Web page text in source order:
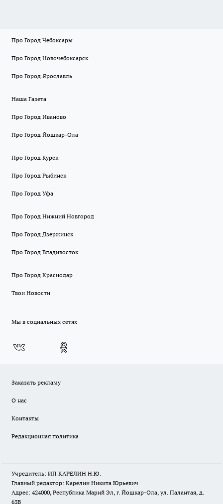
Про Город Чебоксары
Про Город Новочебоксарск
Про Город Ярославль
Наша Газета
Про Город Иваново
Про Город Йошкар-Ола
Про Город Курск
Про Город Рыбинск
Про Город Уфа
Про Город Нижний Новгород
Про Город Дзержинск
Про Город Владивосток
Про Город Краснодар
Твои Новости
Мы в социальных сетях
Заказать рекламу
О нас
Контакты
Редакционная политика
Учредитель: ИП КАРЕЛИН Н.Ю.
Главный редактор: Карелин Никита Юрьевич
Адрес: 424000, Республика Марий Эл, г. Йошкар-Ола, ул. Палантая, д.
63В